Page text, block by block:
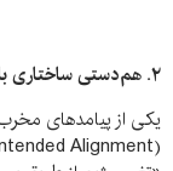
۲. هم‌دستی ساختاری
یکی از پیامدهای